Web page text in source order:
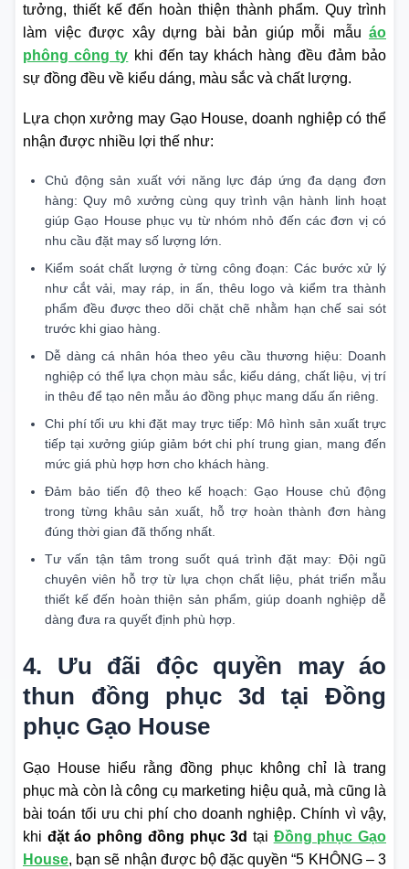
tưởng, thiết kế đến hoàn thiện thành phẩm. Quy trình
làm việc được xây dựng bài bản giúp mỗi mẫu áo
phông công ty khi đến tay khách hàng đều đảm bảo
sự đồng đều về kiểu dáng, màu sắc và chất lượng.
Lựa chọn xưởng may Gạo House, doanh nghiệp có thể
nhận được nhiều lợi thế như:
Chủ động sản xuất với năng lực đáp ứng đa dạng đơn
hàng: Quy mô xưởng cùng quy trình vận hành linh hoạt
giúp Gạo House phục vụ từ nhóm nhỏ đến các đơn vị có
nhu cầu đặt may số lượng lớn.
Kiểm soát chất lượng ở từng công đoạn: Các bước xử lý
như cắt vải, may ráp, in ấn, thêu logo và kiểm tra thành
phẩm đều được theo dõi chặt chẽ nhằm hạn chế sai sót
trước khi giao hàng.
Dễ dàng cá nhân hóa theo yêu cầu thương hiệu: Doanh
nghiệp có thể lựa chọn màu sắc, kiểu dáng, chất liệu, vị trí
in thêu để tạo nên mẫu áo đồng phục mang dấu ấn riêng.
Chi phí tối ưu khi đặt may trực tiếp: Mô hình sản xuất trực
tiếp tại xưởng giúp giảm bớt chi phí trung gian, mang đến
mức giá phù hợp hơn cho khách hàng.
Đảm bảo tiến độ theo kế hoạch: Gạo House chủ động
trong từng khâu sản xuất, hỗ trợ hoàn thành đơn hàng
đúng thời gian đã thống nhất.
Tư vấn tận tâm trong suốt quá trình đặt may: Đội ngũ
chuyên viên hỗ trợ từ lựa chọn chất liệu, phát triển mẫu
thiết kế đến hoàn thiện sản phẩm, giúp doanh nghiệp dễ
dàng đưa ra quyết định phù hợp.
4. Ưu đãi độc quyền may áo
thun đồng phục 3d tại Đồng
phục Gạo House
Gạo House hiểu rằng đồng phục không chỉ là trang
phục mà còn là công cụ marketing hiệu quả, mà cũng là
bài toán tối ưu chi phí cho doanh nghiệp. Chính vì vậy,
khi đặt áo phông đồng phục 3d tại Đồng phục Gạo
House, bạn sẽ nhận được bộ đặc quyền “5 KHÔNG – 3